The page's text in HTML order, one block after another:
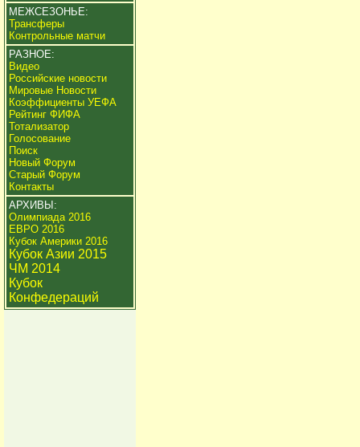
МЕЖСЕЗОНЬЕ:
Трансферы
Контрольные матчи
РАЗНОЕ:
Видео
Российские новости
Мировые Новости
Коэффициенты УЕФА
Рейтинг ФИФА
Тотализатор
Голосование
Поиск
Новый Форум
Старый Форум
Контакты
АРХИВЫ:
Олимпиада 2016
ЕВРО 2016
Кубок Америки 2016
Кубок Азии 2015
ЧМ 2014
Кубок
Конфедераций